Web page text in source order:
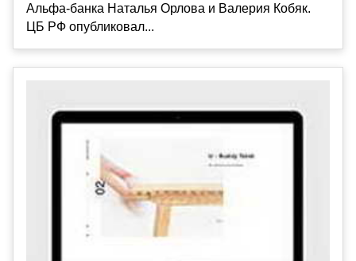
Альфа-банка Наталья Орлова и Валерия Кобяк.
ЦБ РФ опубликовал...